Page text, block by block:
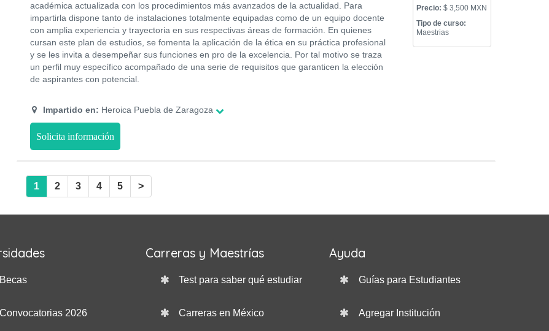
académica actualizada con los procedimientos más avanzados de la actualidad. Para
impartirla dispone tanto de instalaciones totalmente equipadas como de un equipo docente
con amplia experiencia y trayectoria en sus respectivas áreas de formación. En quienes
cursan este plan de estudios, se fomenta la aplicación de la ética en su práctica profesional
y se les invita a desempeñar sus funciones en pro de la excelencia. Por tal motivo se traza
un perfil muy específico acompañado de una serie de requisitos que garanticen la elección
de aspirantes con potencial.
Impartido en: Heroica Puebla de Zaragoza
Precio: $ 3,500 MXN
Tipo de curso:
Maestrias
Solicita información
1 2 3 4 5 >
Becas
Convocatorias 2026
Carreras y Maestrías
Test para saber qué estudiar
Carreras en México
Ayuda
Guías para Estudiantes
Agregar Institución